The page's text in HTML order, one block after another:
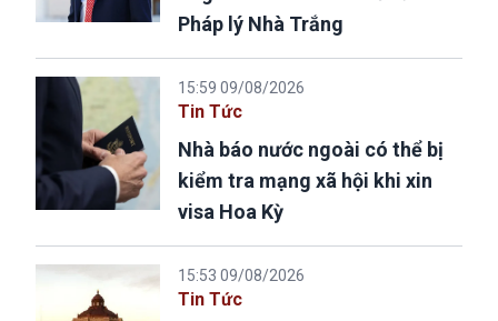
Pháp lý Nhà Trắng
15:59 09/08/2026
Tin Tức
Nhà báo nước ngoài có thể bị
kiểm tra mạng xã hội khi xin
visa Hoa Kỳ
15:53 09/08/2026
Tin Tức